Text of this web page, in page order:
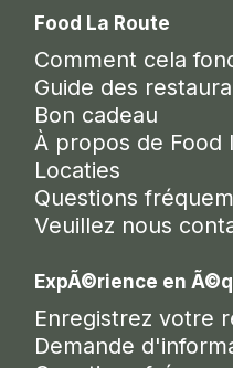
Food La Route
Comment cela
Guide des
Bon cadeau
À propos de Food
Locaties
Questions
Veuillez nous
ExpÃ©rience en
Enregistrez votre
Demande